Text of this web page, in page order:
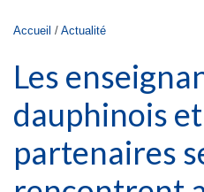
Vous êtes ici
Accueil / Actualité
Les
dauphinois
partenaires